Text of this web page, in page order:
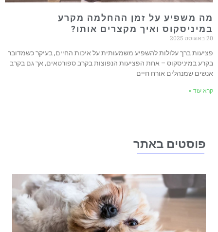
משפיע על זמן ההחלמה מקרע
ואיך מקצרים אותו?
ברך עלולות להשפיע משמעותית על איכות החיים, בעיקר כשמדובר
במיניסקוס – אחת הפציעות הנפוצות בקרב ספורטאים, אך גם בקרב
שמנהלים אורח חיים
עוד »
באתר